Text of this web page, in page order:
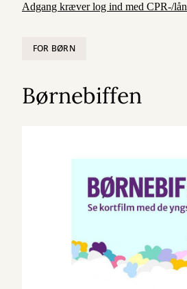
FOR BØRN
Børnebiffen
Adgang kræver log ind med CPR-/